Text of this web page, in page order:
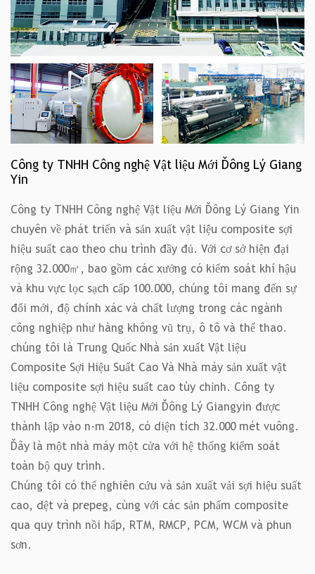
Công ty TNHH Công nghệ Vật liệu Mới Đông Lý Giang
Yin
Công ty TNHH Công nghệ Vật liệu Mới Đông Lý Giang Yin
chuyên về phát triển và sản xuất vật liệu composite sợi
hiệu suất cao theo chu trình đầy đủ. Với cơ sở hiện đại
rộng 32.000㎡, bao gồm các xưởng có kiểm soát khí hậu
và khu vực lọc sạch cấp 100.000, chúng tôi mang đến sự
đổi mới, độ chính xác và chất lượng trong các ngành
công nghiệp như hàng không vũ trụ, ô tô và thể thao.
chúng tôi là Trung Quốc Nhà sản xuất Vật liệu
Composite Sợi Hiệu Suất Cao Và Nhà máy sản xuất vật
liệu composite sợi hiệu suất cao tùy chỉnh. Công ty
TNHH Công nghệ Vật liệu Mới Đông Lý Giangyin được
thành lập vào năm 2018, có diện tích 32.000 mét vuông.
Đây là một nhà máy một cửa với hệ thống kiểm soát
toàn bộ quy trình.
Chúng tôi có thể nghiên cứu và sản xuất vải sợi hiệu suất
cao, dệt và prepeg, cùng với các sản phẩm composite
qua quy trình nồi hấp, RTM, RMCP, PCM, WCM và phun
sơn.